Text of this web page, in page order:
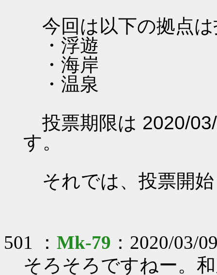
今回は以下の拠点
・浮遊
・海岸
・温泉
投票期限は 2020/
す。
それでは、投票開
501 ： Mk-79 ：2020/03/
そろそろですねー。